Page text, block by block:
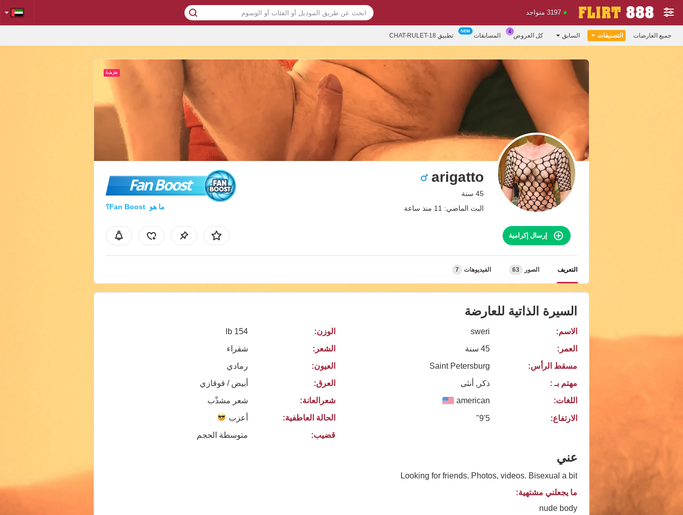
3197 متواجد
جميع العارضات التصنيفات السابق كل العروض المسابقات تطبيق CHAT-RULET-18
arigatto
45 سنة
البث الماضي: 11 منذ ساعة
Fan Boost
ما هو Fan Boost؟
إرسال إكرامية
التعريف الصور 63 الفيديوهات 7
السيرة الذاتية للعارضة
الاسم:
sweri
العمر:
45 سنة
مسقط الرأس:
Saint Petersburg
مهتم بـ :
ذكر, أنثى
اللغات:
american
الارتفاع: 5'9"
الوزن:
154 lb
الشعر:
شقراء
العيون:
رمادي
العرق:
أبيض / قوقازي
شعرالعانة:
شعر مشذّب
الحالة العاطفية:
أعزب
قضيب:
متوسطة الحجم
عني
Looking for friends. Photos, videos. Bisexual a bit
ما يجعلني مشتهية:
nude body